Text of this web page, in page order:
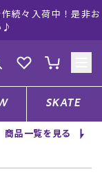
続々入荷中！是非お
♪
員登録
SKATE
商品一覧を見る